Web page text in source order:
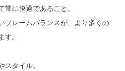
常に快適であること。
フレームバランスが、より多くの
す。
スタイル。